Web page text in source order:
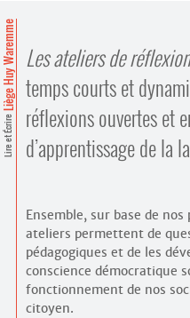
Lire et Écrire
Liège Huy Waremme Les ateliers de
temps courts et
réflexions ouvertes et
d’apprentissage de la
Ensemble, sur base de
ateliers permettent de
pédagogiques et de les
conscience démocratique
fonctionnement de nos
citoyen.